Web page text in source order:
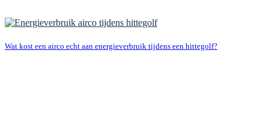
Wat kost een airco echt aan energieverbruik tijdens een hittegolf?